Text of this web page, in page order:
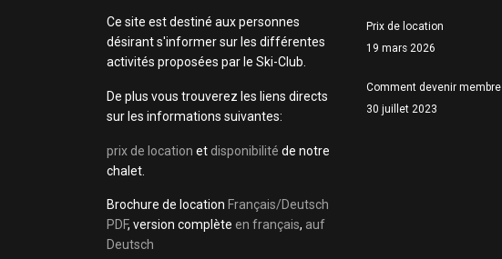
Ce site est destiné aux personnes
désirant s'informer sur les différentes
activités proposées par le Ski-Club.
De plus vous trouverez les liens directs
sur les informations suivantes:
prix de location et disponibilité de notre
chalet.
Brochure de location Français/Deutsch
PDF, version complète en français, auf
Deutsch
Prix de location
19 mars 2026
Comment devenir membre
30 juillet 2023